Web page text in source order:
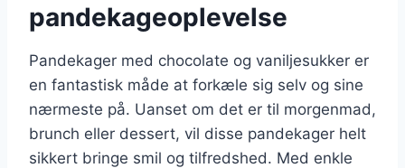
pandekageoplevelse
Pandekager med chocolate og vaniljesukker er
en fantastisk måde at forkæle sig selv og sine
nærmeste på. Uanset om det er til morgenmad,
brunch eller dessert, vil disse pandekager helt
sikkert bringe smil og tilfredshed. Med enkle